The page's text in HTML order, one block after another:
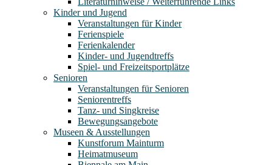
Kinder und Jugend
Veranstaltungen für Kinder
Ferienspiele
Ferienkalender
Kinder- und Jugendtreffs
Spiel- und Freizeitsportplätze
Senioren
Veranstaltungen für Senioren
Seniorentreffs
Tanz- und Singkreise
Bewegungsangebote
Museen & Ausstellungen
Kunstforum Mainturm
Heimatmuseum